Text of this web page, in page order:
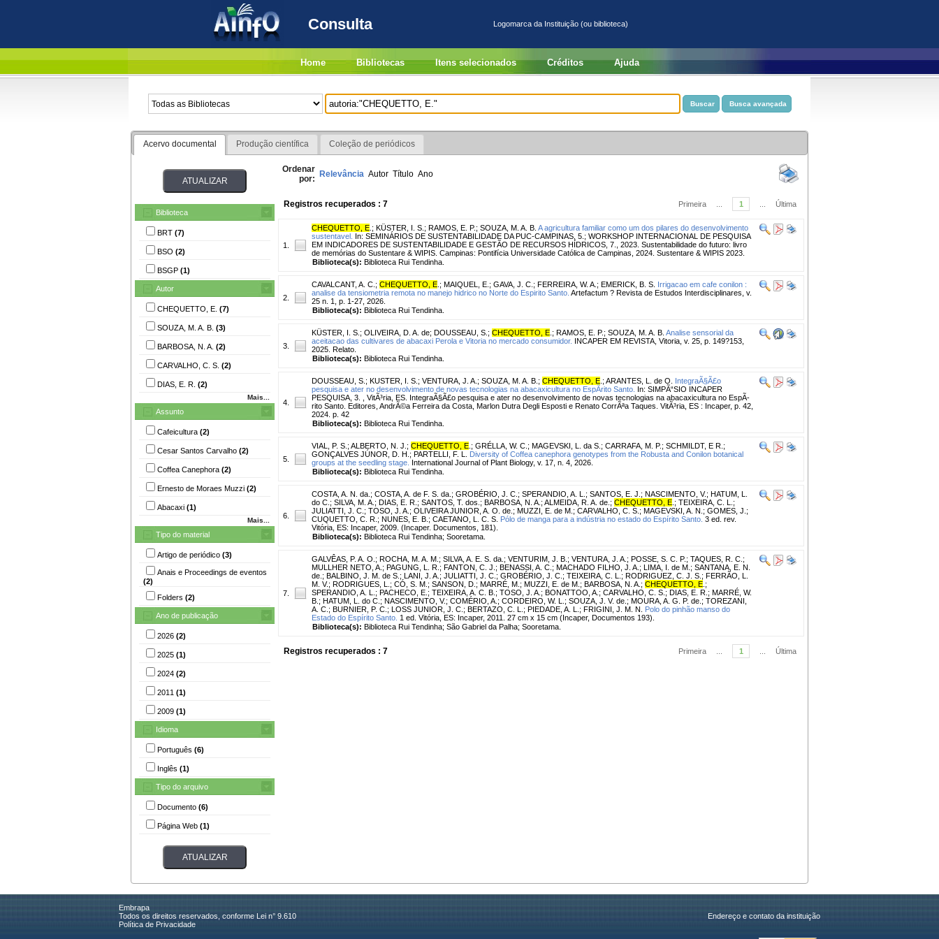
Consulta Logomarca da Instituição (ou biblioteca)
Home Bibliotecas Itens selecionados Créditos Ajuda
Acervo documental Produção científica Coleção de periódicos
Biblioteca
BRT (7)
BSO (2)
BSGP (1)
Autor
CHEQUETTO, E. (7)
SOUZA, M. A. B. (3)
BARBOSA, N. A. (2)
CARVALHO, C. S. (2)
DIAS, E. R. (2)
Mais...
Assunto
Cafeicultura (2)
Cesar Santos Carvalho (2)
Coffea Canephora (2)
Ernesto de Moraes Muzzi (2)
Abacaxi (1)
Mais...
Tipo do material
Artigo de periódico (3)
Anais e Proceedings de eventos
(2)
Folders (2)
Ano de publicação
2026 (2)
2025 (1)
2024 (2)
2011 (1)
2009 (1)
Idioma
Português (6)
Inglês (1)
Tipo do arquivo
Documento (6)
Página Web (1)
Ordenar
por: Relevância Autor Título Ano
Registros recuperados : 7 Primeira 1 Última
1.
CHEQUETTO, E ; KÜSTER, I. S. ; RAMOS, E. P. ; SOUZA, M. A. B. A agricultura familiar como um dos pilares do desenvolvimento
sustentavel. In: SEMINÁRIOS DE SUSTENTABILIDADE DA PUC-CAMPINAS, 5.; WORKSHOP INTERNACIONAL DE PESQUISA
EM INDICADORES DE SUSTENTABILIDADE E GESTÃO DE RECURSOS HÍDRICOS, 7., 2023. Sustentabilidade do futuro: livro
de memórias do Sustentare & WIPIS. Campinas: Pontifícia Universidade Católica de Campinas, 2024. Sustentare & WIPIS 2023.
Biblioteca(s): Biblioteca Rui Tendinha.
2.
CAVALCANT, A. C. ; CHEQUETTO, E ; MAIQUEL, E. ; GAVA, J. C. ; FERREIRA, W. A. ; EMERICK, B. S. Irrigacao em cafe conilon :
analise da tensiometria remota no manejo hidrico no Norte do Espirito Santo. Artefactum ? Revista de Estudos Interdisciplinares, v.
25 n. 1, p. 1-27, 2026.
Biblioteca(s): Biblioteca Rui Tendinha.
3.
KÜSTER, I. S. ; OLIVEIRA, D. A. de; DOUSSEAU, S. ; CHEQUETTO, E ; RAMOS, E. P. ; SOUZA, M. A. B. Analise sensorial da
aceitacao das cultivares de abacaxi Perola e Vitoria no mercado consumidor. INCAPER EM REVISTA, Vitoria, v. 25, p. 149?153,
2025. Relato.
Biblioteca(s): Biblioteca Rui Tendinha.
4.
DOUSSEAU, S. ; KUSTER, I. S. ; VENTURA, J. A. ; SOUZA, M. A. B. ; CHEQUETTO, E ; ARANTES, L. de O.
IntegraÃ§Ã£o
pesquisa e ater no desenvolvimento de novas tecnologias na abacaxicultura no EspÃ­rito Santo. In: SIMPÃ“SIO INCAPER
PESQUISA, 3. , VitÃ³ria, ES. IntegraÃ§Ã£o pesquisa e ater no desenvolvimento de novas tecnologias na abacaxicultura no EspÃ­
rito Santo. Editores, AndrÃ©a Ferreira da Costa, Marlon Dutra Degli Esposti e Renato CorrÃªa Taques. VitÃ³ria, ES : Incaper, p. 42,
2024. p. 42
Biblioteca(s): Biblioteca Rui Tendinha.
5.
VIAL, P. S. ; ALBERTO, N. J. ; CHEQUETTO, E ; GRÉLLA, W. C. ; MAGEVSKI, L. da S. ; CARRAFA, M. P. ; SCHMILDT, E R. ;
GONÇALVES JÚNOR, D. H. ; PARTELLI, F. L.
Diversity of Coffea canephora genotypes from the Robusta and Conilon botanical
groups at the seedling stage. International Journal of Plant Biology, v. 17, n. 4, 2026.
Biblioteca(s): Biblioteca Rui Tendinha.
6.
COSTA, A. N. da. ; COSTA, A. de F. S. da. ; GROBÉRIO, J. C. ; SPERANDIO, A. L. ; SANTOS, E. J. ; NASCIMENTO, V.; HATUM, L.
do C. ; SILVA, M. A. ; DIAS, E. R. ; SANTOS, T. dos. ; BARBOSA, N. A. ; ALMEIDA, R. A. de. ; CHEQUETTO, E ; TEIXEIRA, C. L. ;
JULIATTI, J. C. ; TOSO, J. A. ; OLIVEIRA JUNIOR, A. O. de. ; MUZZI, E. de M. ; CARVALHO, C. S. ; MAGEVSKI, A. N. ; GOMES, J. ;
CUQUETTO, C. R. ; NUNES, E. B. ; CAETANO, L. C. S. Pólo de manga para a indústria no estado do Espírito Santo. 3 ed. rev.
Vitória, ES: Incaper, 2009. (Incaper. Documentos, 181).
Biblioteca(s): Biblioteca Rui Tendinha; Sooretama.
7.
GALVÊAS, P. A. O. ; ROCHA, M. A. M. ; SILVA, A. E. S. da. ; VENTURIM, J. B. ; VENTURA, J. A. ; POSSE, S. C. P. ; TAQUES, R. C. ;
MULLHER NETO, A. ; PAGUNG, L. R. ; FANTON, C. J. ; BENASSI, A. C. ; MACHADO FILHO, J. A. ; LIMA, I. de M. ; SANTANA, E. N.
de. ; BALBINO, J. M. de S. ; LANI, J. A. ; JULIATTI, J. C. ; GROBÉRIO, J. C. ; TEIXEIRA, C. L. ; RODRIGUEZ, C. J. S. ; FERRÃO, L.
M. V.; RODRIGUES, L. ; CÓ, S. M. ; SANSON, D. ; MARRÉ, M. ; MUZZI, E. de M. ; BARBOSA, N. A. ; CHEQUETTO, E ;
SPERANDIO, A. L. ; PACHECO, E. ; TEIXEIRA, A. C. B. ; TOSO, J. A. ; BONATTOO, A. ; CARVALHO, C. S. ; DIAS, E. R. ; MARRÉ, W.
B. ; HATUM, L. do C. ; NASCIMENTO, V.; COMÉRIO, A. ; CORDEIRO, W. L. ; SOUZA, J. V. de. ; MOURA, A. G. P. de. ; TOREZANI,
A. C. ; BURNIER, P. C. ; LOSS JUNIOR, J. C. ; BERTAZO, C. L. ; PIEDADE, A. L. ; FRIGINI, J. M. N.
Polo do pinhão manso do
Estado do Espírito Santo. 1 ed. Vitória, ES: Incaper, 2011. 27 cm x 15 cm (Incaper, Documentos 193).
Biblioteca(s): Biblioteca Rui Tendinha; São Gabriel da Palha; Sooretama.
Registros recuperados : 7 Primeira 1 Última
Embrapa
Todos os direitos reservados, conforme Lei n° 9.610
Política de Privacidade
Endereço e contato da instituição